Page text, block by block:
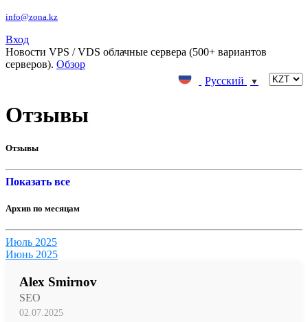
info@zona.kz
Вход
Новости VPS / VDS облачные сервера (500+ вариантов
серверов). Обзор
Русский
▼
Отзывы
Отзывы
Показать все
Архив по месяцам
Июль 2025
Июнь 2025
Alex Smirnov
SEO
02.07.2025